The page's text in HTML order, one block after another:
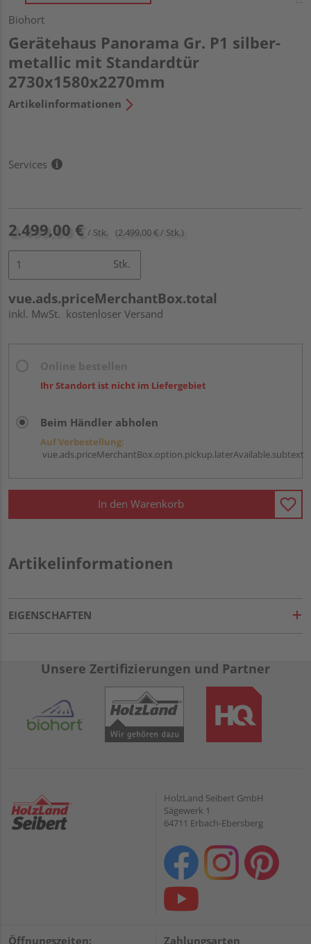
Biohort
Gerätehaus Panorama Gr. P1 silber-
metallic mit Standardtür
2730x1580x2270mm
Artikelinformationen
Services
2.499,00 € / Stk. (2.499,00 € / Stk.)
Stk.
vue.ads.priceMerchantBox.total
inkl. MwSt. kostenloser Versand
Ihr Standort ist nicht im Liefergebiet
Beim Händler abholen
Auf Vorbestellung:
vue.ads.priceMerchantBox.option.pickup.laterAvailable.subtext
In den Warenkorb
Artikelinformationen
EIGENSCHAFTEN
Unsere Zertifizierungen und Partner
HolzLand Seibert GmbH
Sägewerk 1
64711 Erbach-Ebersberg
Öffnungszeiten: Zahlungsarten